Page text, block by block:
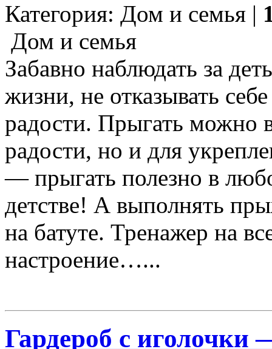
Категория: Дом и семья |
Дом и семья
Забавно наблюдать за
жизни, не отказывать
радости. Прыгать можно
радости, но и для
— прыгать полезно в
детстве! А выполнять
на батуте. Тренажер на
настроение…...
Гардероб с иголочки